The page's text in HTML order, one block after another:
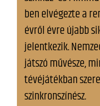
ben elvégezte a
évről évre újabb
jelentkezik.
játszó művésze,
tévéjátékban
szinkronszínész.